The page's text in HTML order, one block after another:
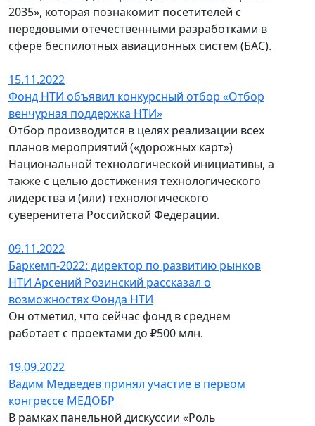
2035», которая познакомит посетителей с
передовыми отечественными разработками в
сфере беспилотных авиационных систем (БАС).
15.11.2022
Фонд НТИ объявил конкурсный отбор «Отбор
венчурная поддержка НТИ»
Отбор производится в целях реализации всех
планов мероприятий («дорожных карт»)
Национальной технологической инициативы, а
также с целью достижения технологического
лидерства и (или) технологического
суверенитета Российской Федерации.
09.11.2022
Баркемп-2022: директор по развитию рынков
НТИ Арсений Розинский рассказал о
возможностях Фонда НТИ
Он отметил, что сейчас фонд в среднем
работает с проектами до ₽500 млн.
19.09.2022
Вадим Медведев принял участие в первом
конгрессе МЕДОБР
В рамках панельной дискуссии «Роль